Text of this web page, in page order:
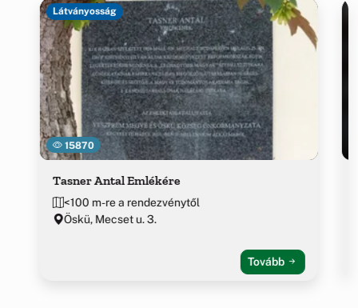
15870
Látványosság
Tasner Antal Emlékére
<100 m-re a rendezvénytől
Öskü, Mecset u. 3.
Tovább